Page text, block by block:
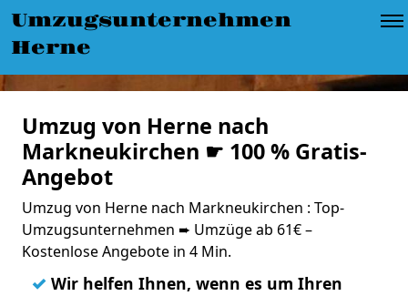
Umzugsunternehmen
Herne
Umzug von Herne nach
Markneukirchen ☛ 100 % Gratis-
Angebot
Umzug von Herne nach Markneukirchen : Top-
Umzugsunternehmen ➨ Umzüge ab 61€ –
Kostenlose Angebote in 4 Min.
✓ Wir helfen Ihnen, wenn es um Ihren